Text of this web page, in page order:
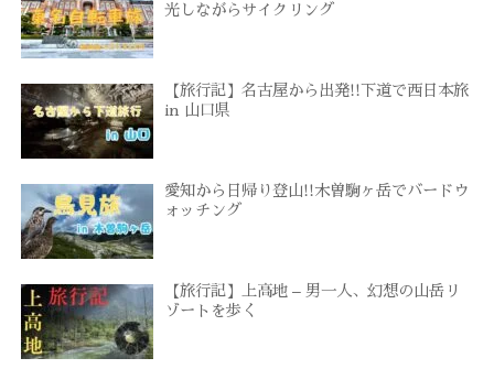
光しながらサイクリング
【旅行記】名古屋から出発!!下道で西日本旅
in 山口県
愛知から日帰り登山!!木曽駒ヶ岳でバードウ
ォッチング
【旅行記】上高地 – 男一人、幻想の山岳リ
ゾートを歩く